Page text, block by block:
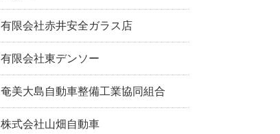
有限会社赤井安全ガラス店
有限会社東デンソー
奄美大島自動車整備工業協同組合
株式会社山畑自動車